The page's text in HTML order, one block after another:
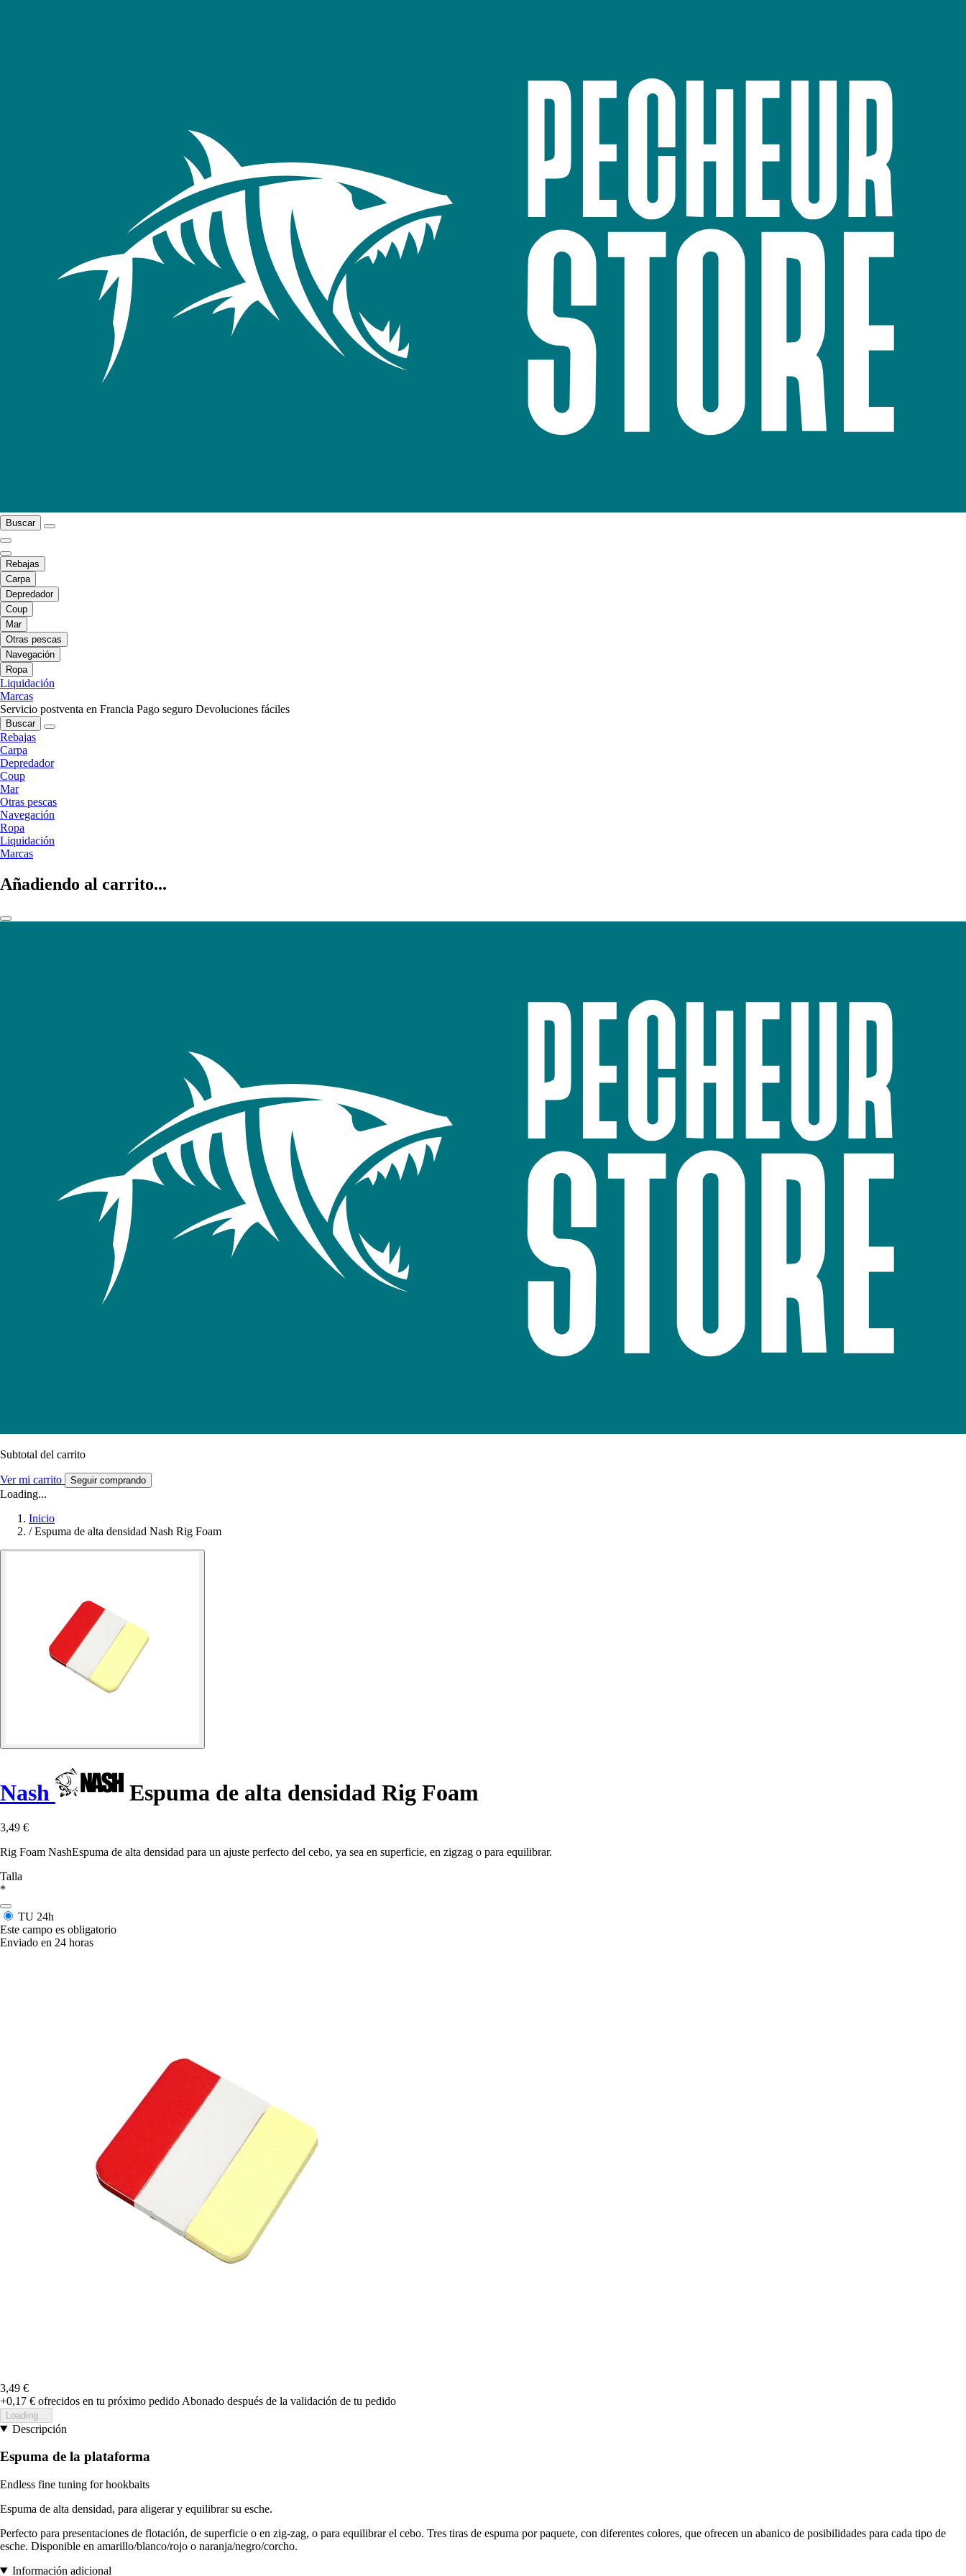
Buscar
Rebajas
Carpa
Depredador
Coup
Mar
Otras pescas
Navegación
Ropa
Liquidación
Marcas
Servicio postventa en Francia Pago seguro Devoluciones fáciles
Buscar
Rebajas
Carpa
Depredador
Coup
Mar
Otras pescas
Navegación
Ropa
Liquidación
Marcas
Añadiendo al carrito...
Subtotal del carrito
Ver mi carrito Seguir comprando
Loading...
Inicio
/ Espuma de alta densidad Nash Rig Foam
Nash Espuma de alta densidad Rig Foam
3,49 €
Rig Foam NashEspuma de alta densidad para un ajuste perfecto del cebo, ya sea en superficie, en zigzag o para equilibrar.
Talla
*
TU 24h
Este campo es obligatorio
Enviado en 24 horas
3,49 €
+0,17 € ofrecidos en tu próximo pedido Abonado después de la validación de tu pedido
Loading...
Descripción
Espuma de la plataforma
Endless fine tuning for hookbaits
Espuma de alta densidad, para aligerar y equilibrar su esche.
Perfecto para presentaciones de flotación, de superficie o en zig-zag, o para equilibrar el cebo. Tres tiras de espuma por paquete, con diferentes colores, que ofrecen un abanico de posibilidades para cada tipo de
esche. Disponible en amarillo/blanco/rojo o naranja/negro/corcho.
Información adicional